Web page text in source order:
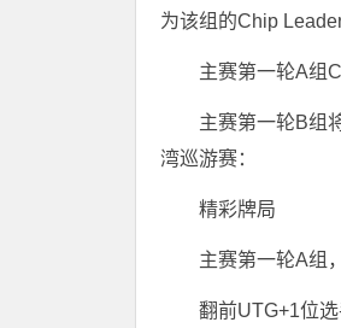
为该组的Chip Leader
主赛第一轮A组
主赛第一轮B组
湾巡游赛：
精彩牌局
主赛第一轮A组
翻前UTG+1位